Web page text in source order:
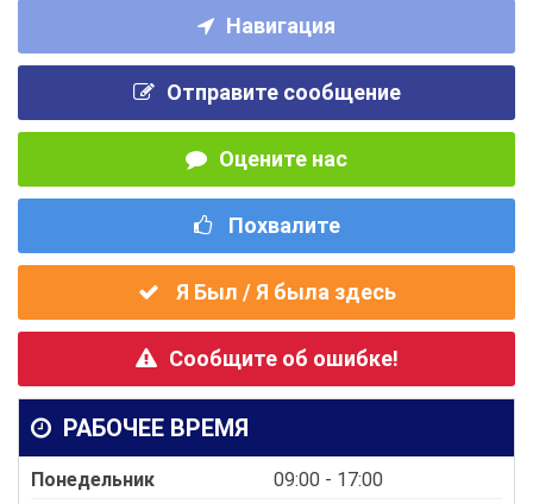
Навигация
Отправите сообщение
Оцените нас
Похвалите
Я Был / Я была здесь
Сообщите об ошибке!
РАБОЧЕЕ ВРЕМЯ
Понедельник
09:00 - 17:00